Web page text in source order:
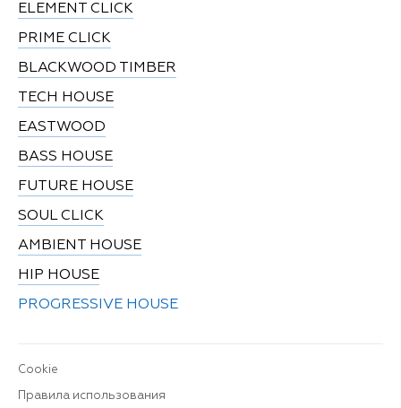
ELEMENT CLICK
PRIME CLICK
BLACKWOOD TIMBER
TECH HOUSE
EASTWOOD
BASS HOUSE
FUTURE HOUSE
SOUL CLICK
AMBIENT HOUSE
HIP HOUSE
PROGRESSIVE HOUSE
Cookie
Правила использования